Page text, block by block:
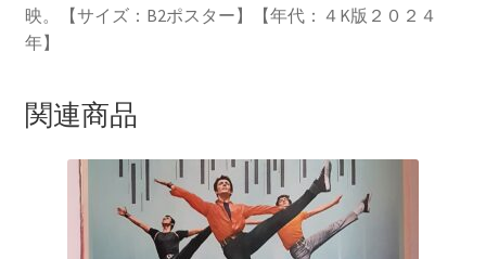
映。【サイズ：B2ポスター】【年代：４K版２０２４
年】
関連商品